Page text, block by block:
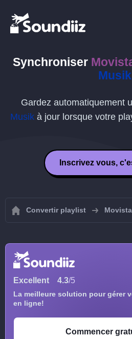
Synchroniser
Musik
Gardez automatiquement
Musik à jour lorsque votre
Inscrivez vous,
Convertir playlist
Excellent 4.3/5
La meilleure solution pour gérer
en ligne!
Commencer